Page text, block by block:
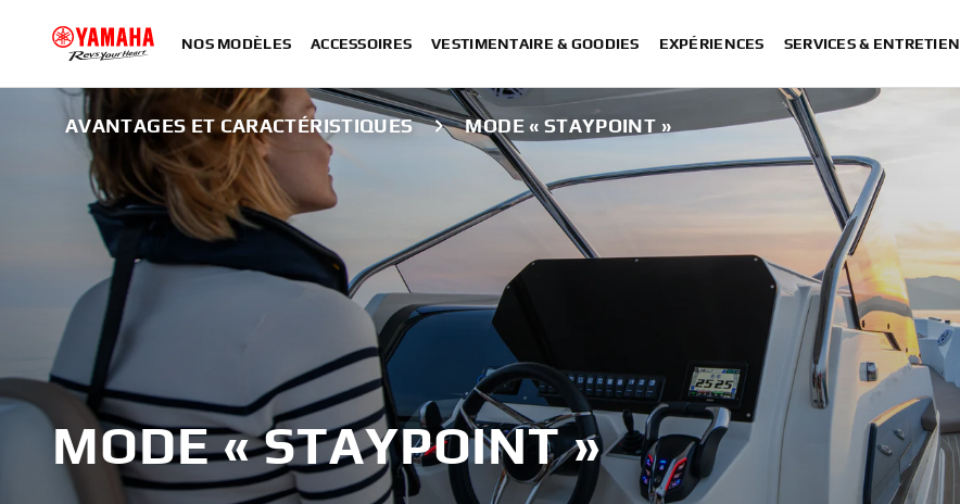
NOS MODÈLES ACCESSOIRES VESTIMENTAIRE & GOODIES EXPÉRIENCES SERVICES & ENTRETIEN
AVANTAGES ET CARACTÉRISTIQUES MODE « STAYPOINT »
MODE « STAYPOINT »